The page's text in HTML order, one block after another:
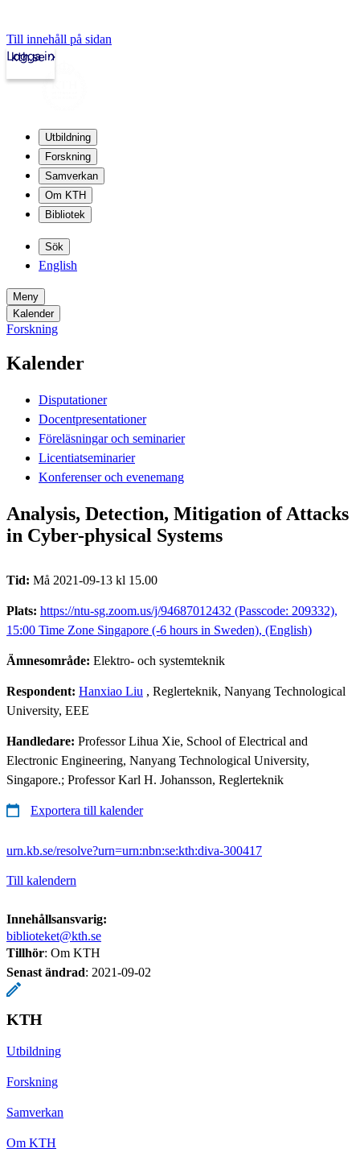
Till innehåll på sidan
kth.se
Logga in
Utbildning
Forskning
Samverkan
Om KTH
Bibliotek
Sök
English
Meny
Kalender
Forskning
Kalender
Disputationer
Docentpresentationer
Föreläsningar och seminarier
Licentiatseminarier
Konferenser och evenemang
Analysis, Detection, Mitigation of Attacks
in Cyber-physical Systems
Tid: Må 2021-09-13 kl 15.00
Plats: https://ntu-sg.zoom.us/j/94687012432 (Passcode: 209332),
15:00 Time Zone Singapore (-6 hours in Sweden), (English)
Ämnesområde: Elektro- och systemteknik
Respondent: Hanxiao Liu , Reglerteknik, Nanyang Technological
University, EEE
Handledare: Professor Lihua Xie, School of Electrical and
Electronic Engineering, Nanyang Technological University,
Singapore.; Professor Karl H. Johansson, Reglerteknik
Exportera till kalender
urn.kb.se/resolve?urn=urn:nbn:se:kth:diva-300417
Till kalendern
Innehållsansvarig:
biblioteket@kth.se
Tillhör: Om KTH
Senast ändrad: 2021-09-02
KTH
Utbildning
Forskning
Samverkan
Om KTH